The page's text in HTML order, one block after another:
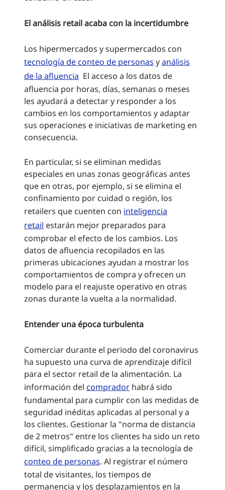
El análisis retail acaba con la incertidumbre
Los hipermercados y supermercados con
tecnología de conteo de personas yanálisis
de la afluencia El acceso a los datos de
afluencia por horas, días, semanas o meses
les ayudará a detectar y responder a los
cambios en los comportamientos y adaptar
sus operaciones e iniciativas de marketing en
consecuencia.
En particular, si se eliminan medidas
especiales en unas zonas geográficas antes
que en otras, por ejemplo, si se elimina el
confinamiento por cuidad o región, los
retailers que cuenten con inteligencia
retail estarán mejor preparados para
comprobar el efecto de los cambios. Los
datos de afluencia recopilados en las
primeras ubicaciones ayudan a mostrar los
comportamientos de compra y ofrecen un
modelo para el reajuste operativo en otras
zonas durante la vuelta a la normalidad.
Entender una época turbulenta
Comerciar durante el periodo del coronavirus
ha supuesto una curva de aprendizaje difícil
para el sector retail de la alimentación. La
información del comprador habrá sido
fundamental para cumplir con las medidas de
seguridad inéditas aplicadas al personal y a
los clientes. Gestionar la "norma de distancia
de 2 metros" entre los clientes ha sido un reto
difícil, simplificado gracias a la tecnología de
conteo de personas. Al registrar el número
total de visitantes, los tiempos de
permanencia y los desplazamientos en la